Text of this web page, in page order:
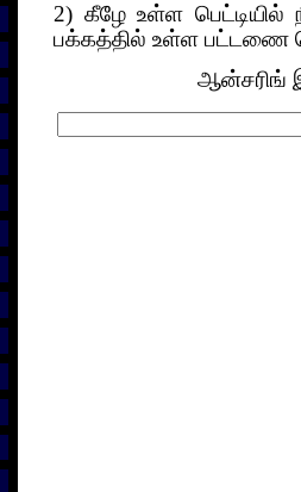
2) கீழே உள்ள
பக்கத்தில் உள்ள பட்டணை
ஆன்சரிங்